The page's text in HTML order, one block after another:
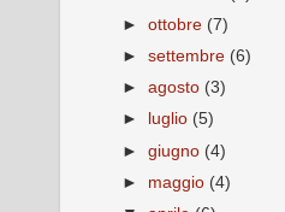
►ottobre (7)
►settembre (6)
►agosto (3)
►
luglio (5)
►giugno (4)
► maggio (4)